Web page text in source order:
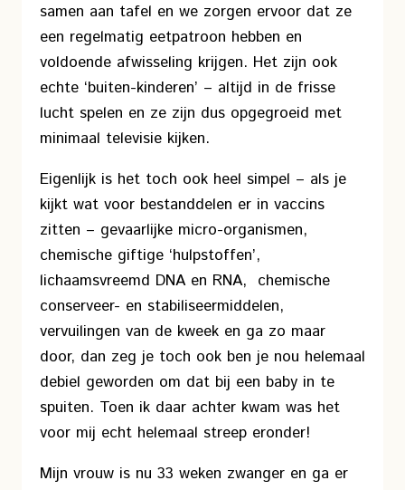
samen aan tafel en we zorgen ervoor dat ze
een regelmatig eetpatroon hebben en
voldoende afwisseling krijgen. Het zijn ook
echte ‘buiten-kinderen’ – altijd in de frisse
lucht spelen en ze zijn dus opgegroeid met
minimaal televisie kijken.
Eigenlijk is het toch ook heel simpel – als je
kijkt wat voor bestanddelen er in vaccins
zitten – gevaarlijke micro-organismen,
chemische giftige ‘hulpstoffen’,
lichaamsvreemd DNA en RNA, chemische
conserveer- en stabiliseermiddelen,
vervuilingen van de kweek en ga zo maar
door, dan zeg je toch ook ben je nou helemaal
debiel geworden om dat bij een baby in te
spuiten. Toen ik daar achter kwam was het
voor mij echt helemaal streep eronder!
Mijn vrouw is nu 33 weken zwanger en ga er